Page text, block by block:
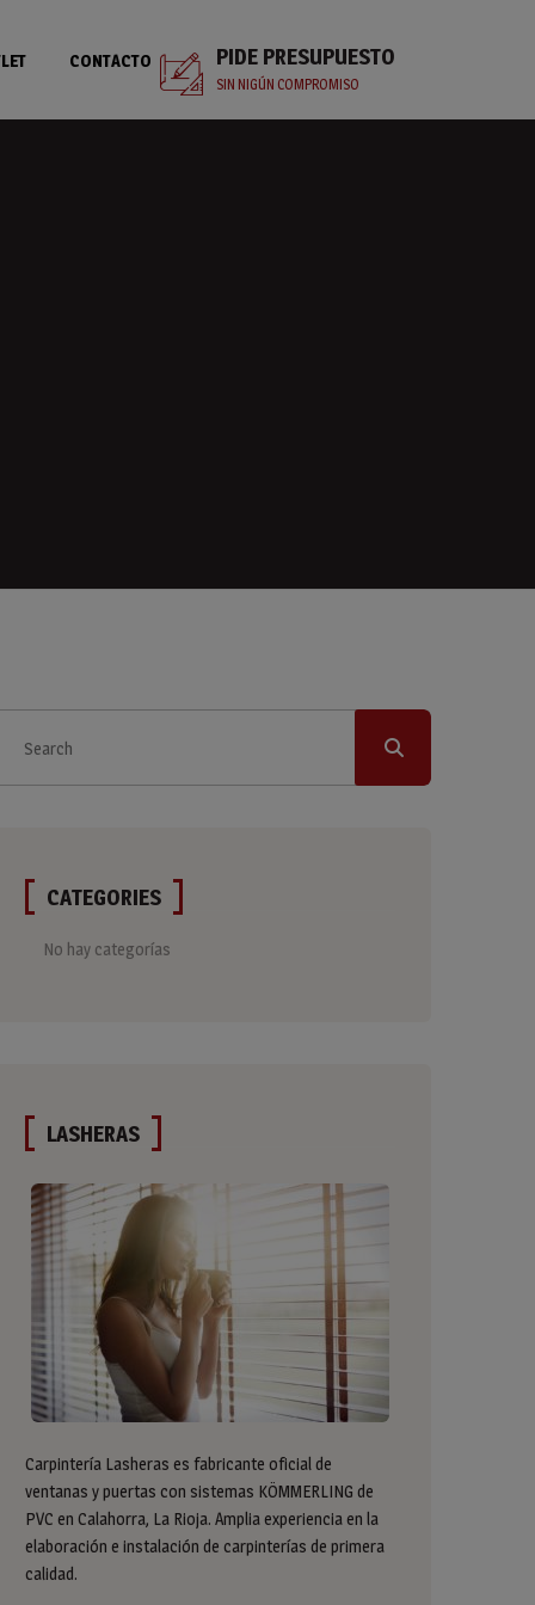
CONTACTO PIDE PRESUPUESTO
SIN NIGÚN COMPROMISO
CATEGORIES
No hay categorías
LASHERAS
Carpintería Lasheras es fabricante oficial de
ventanas y puertas con sistemas KÖMMERLING de
PVC en Calahorra, La Rioja. Amplia experiencia en la
elaboración e instalación de carpinterías de primera
calidad.